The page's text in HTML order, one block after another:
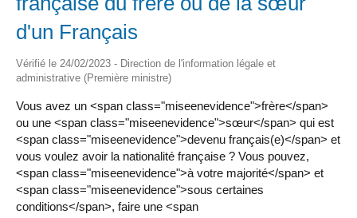
d'un Français
Vérifié le 24/02/2023 - Direction de l'information légale et
administrative (Première ministre)
Vous avez un <span class="miseenevidence">frère</span>
ou une <span class="miseenevidence">sœur</span> qui est
<span class="miseenevidence">devenu français(e)</span> et
vous voulez avoir la nationalité française ? Vous pouvez,
<span class="miseenevidence">à votre majorité</span> et
<span class="miseenevidence">sous certaines
conditions</span>, faire une <span